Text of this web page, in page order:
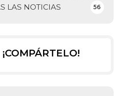
LAS NOTICIAS 56
¡COMPÁRTELO!